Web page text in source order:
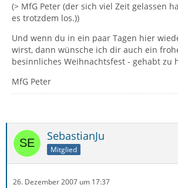
(> MfG Peter (der sich viel Zeit gelassen
es trotzdem los.))
Und wenn du in ein paar Tagen hier
wirst, dann wünsche ich dir auch ein
besinnliches Weihnachtsfest - gehabt zu
MfG Peter
SebastianJu
Mitglied
26. Dezember 2007 um 17:37